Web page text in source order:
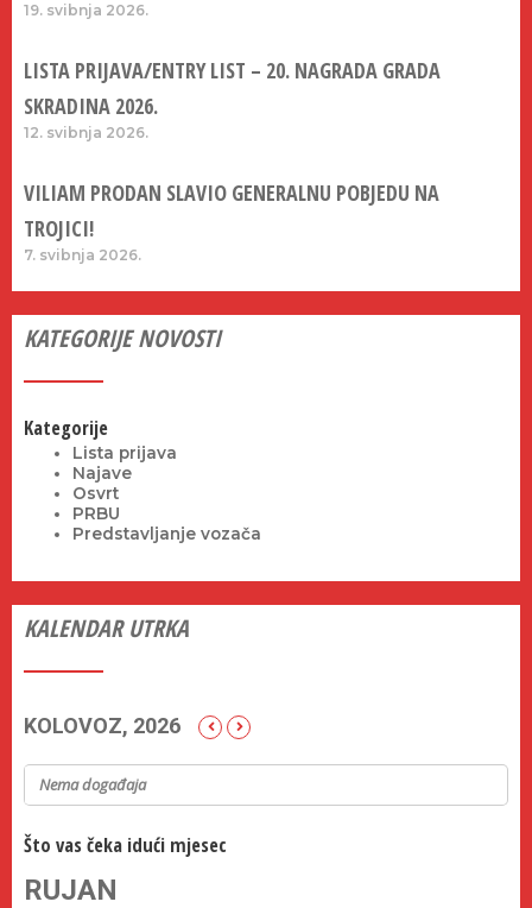
19. svibnja 2026.
LISTA PRIJAVA/ENTRY LIST – 20. NAGRADA GRADA
SKRADINA 2026.
12. svibnja 2026.
VILIAM PRODAN SLAVIO GENERALNU POBJEDU NA
TROJICI!
7. svibnja 2026.
KATEGORIJE NOVOSTI
Kategorije
Lista prijava
Najave
Osvrt
PRBU
Predstavljanje vozača
KALENDAR UTRKA
KOLOVOZ, 2026
Nema događaja
Što vas čeka idući mjesec
RUJAN